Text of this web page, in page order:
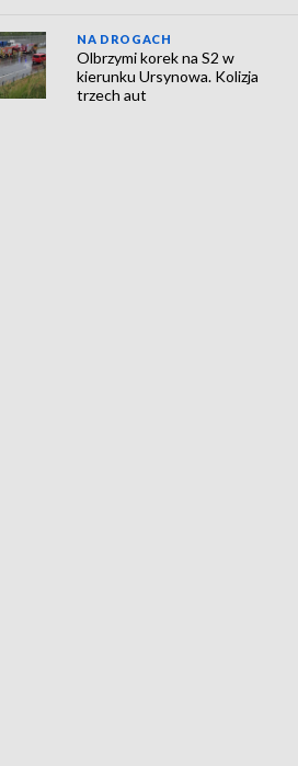
NA DROGACH
Olbrzymi korek na S2 w
kierunku Ursynowa. Kolizja
trzech aut